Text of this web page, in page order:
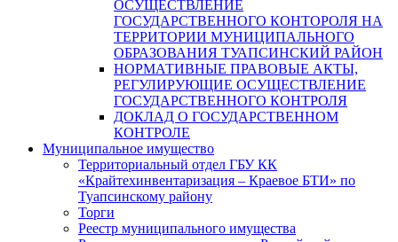
ОСУЩЕСТВЛЕНИЕ
ГОСУДАРСТВЕННОГО КОНТОРОЛЯ НА
ТЕРРИТОРИИ МУНИЦИПАЛЬНОГО
ОБРАЗОВАНИЯ ТУАПСИНСКИЙ РАЙОН
НОРМАТИВНЫЕ ПРАВОВЫЕ АКТЫ,
РЕГУЛИРУЮЩИЕ ОСУЩЕСТВЛЕНИЕ
ГОСУДАРСТВЕННОГО КОНТРОЛЯ
ДОКЛАД О ГОСУДАРСТВЕННОМ
КОНТРОЛЕ
Муниципальное имущество
Территориальный отдел ГБУ КК
«Крайтехинвентаризация – Краевое БТИ» по
Туапсинскому району
Торги
Реестр муниципального имущества